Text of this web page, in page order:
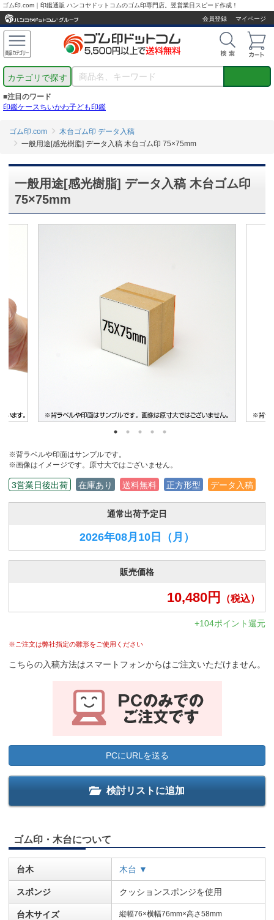
ゴム印.com｜印鑑通販 ハンコヤドットコムのゴム印専門店。翌営業日スピード作成！
会員登録
マイページ
カテゴリで探す
■注目のワード
印鑑ケースちいかわ子ども印鑑
ゴム印.com
木台ゴム印 データ入稿
一般用途[感光樹脂] データ入稿 木台ゴム印 75×75mm
一般用途[感光樹脂] データ入稿 木台ゴム印
75×75mm
※背ラベルや印面はサンプルです。
※画像はイメージです。原寸大ではございません。
3営業日後出荷 在庫あり 送料無料 正方形型 データ入稿
通常出荷予定日
2026年08月10日 （月）
販売価格
10,480円 （税込）
+104ポイント還元
※ご注文は弊社指定の雛形をご使用ください
こちらの入稿方法はスマートフォンからはご注文いただけません。
PCにURLを送る
検討リストに追加
ゴム印・木台について
台木 木台 ▼
スポンジ クッションスポンジを使用
台木サイズ 縦幅76×横幅76mm×高さ58mm